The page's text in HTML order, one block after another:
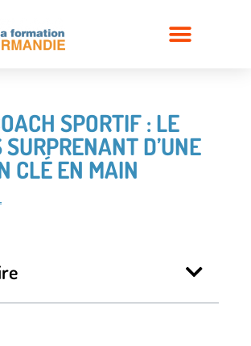
SPORTIF : LE
SURPRENANT D’UNE
CLÉ EN MAIN